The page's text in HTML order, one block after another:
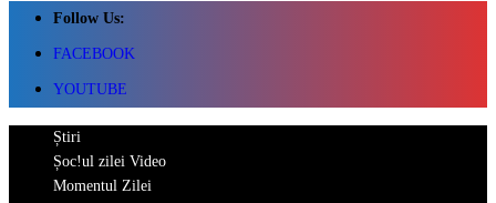
Follow Us:
FACEBOOK
YOUTUBE
Știri
Șoc!ul zilei Video
Momentul Zilei